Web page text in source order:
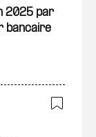
2025 par
bancaire